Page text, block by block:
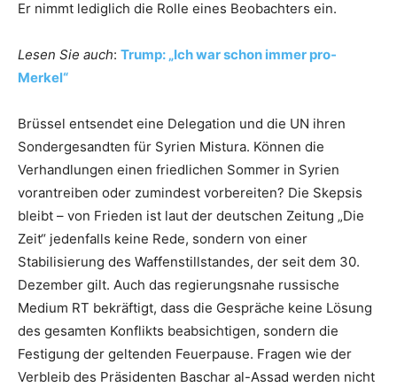
Er nimmt lediglich die Rolle eines Beobachters ein.
Lesen Sie auch: Trump: „Ich war schon immer pro-
Merkel“
Brüssel entsendet eine Delegation und die UN ihren
Sondergesandten für Syrien Mistura. Können die
Verhandlungen einen friedlichen Sommer in Syrien
vorantreiben oder zumindest vorbereiten? Die Skepsis
bleibt – von Frieden ist laut der deutschen Zeitung „Die
Zeit“ jedenfalls keine Rede, sondern von einer
Stabilisierung des Waffenstillstandes, der seit dem 30.
Dezember gilt. Auch das regierungsnahe russische
Medium RT bekräftigt, dass die Gespräche keine Lösung
des gesamten Konflikts beabsichtigen, sondern die
Festigung der geltenden Feuerpause. Fragen wie der
Verbleib des Präsidenten Baschar al-Assad werden nicht